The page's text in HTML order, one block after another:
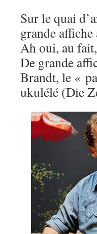
Sur le quai
grande
Ah oui, au
De grande
Brandt, le «
ukulélé (Die